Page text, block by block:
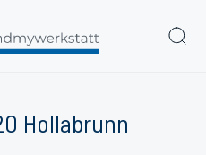
Hollabrunn